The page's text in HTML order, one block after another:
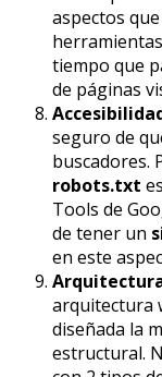
aspectos
tiempo que
de páginas
seguro de
buscadores.
robots.txt
Tools de
de tener un
en este
arquitectura
diseñada la
estructural.